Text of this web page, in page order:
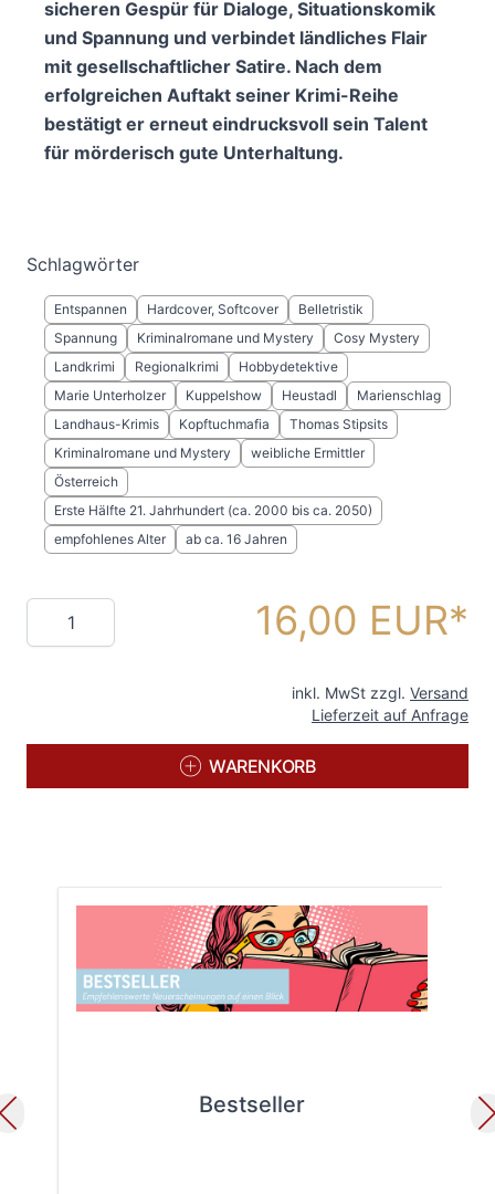
sicheren Gespür für Dialoge, Situationskomik
und Spannung und verbindet ländliches Flair
mit gesellschaftlicher Satire. Nach dem
erfolgreichen Auftakt seiner Krimi-Reihe
bestätigt er erneut eindrucksvoll sein Talent
für mörderisch gute Unterhaltung.
Schlagwörter
Entspannen Hardcover, Softcover
Belletristik
Spannung
Kriminalromane und Mystery
Cosy Mystery
Landkrimi
Regionalkrimi
Hobbydetektive
Marie Unterholzer
Kuppelshow Heustadl
Marienschlag
Landhaus-Krimis
Kopftuchmafia
Thomas Stipsits
Kriminalromane und Mystery
weibliche Ermittler
Österreich
Erste Hälfte 21. Jahrhundert (ca. 2000 bis ca. 2050)
empfohlenes Alter
ab ca. 16 Jahren
Menge 16,00 EUR
inkl. MwSt zzgl. Versand
Lieferzeit auf Anfrage
WARENKORB
Bestseller